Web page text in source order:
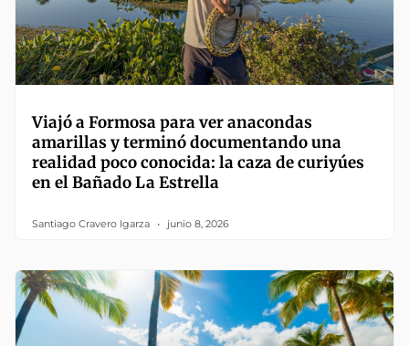
Viajó a Formosa para ver anacondas
amarillas y terminó documentando una
realidad poco conocida: la caza de curiyúes
en el Bañado La Estrella
Santiago Cravero Igarza junio 8, 2026